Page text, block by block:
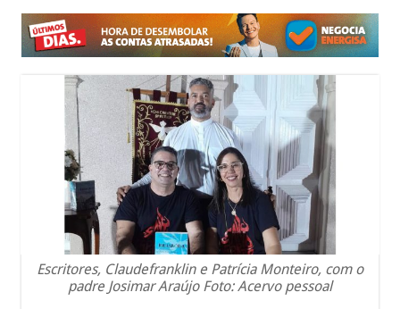
Escritores, Claudefranklin e Patrícia Monteiro, com o
padre Josimar Araújo Foto: Acervo pessoal